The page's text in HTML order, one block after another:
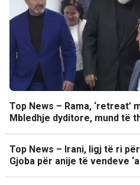
Top News – Rama,
Mbledhje dyditore, mund të
Top News – Irani, ligj të ri
Gjoba për anije të vendeve